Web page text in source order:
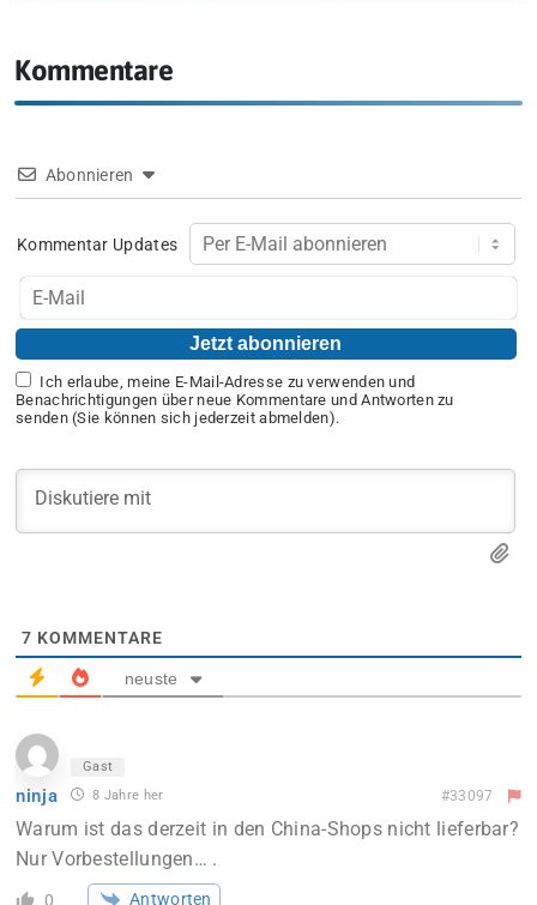
Kommentare
Abonnieren
Kommentar Updates
Ich erlaube, meine E-Mail-Adresse zu verwenden und
Benachrichtigungen über neue Kommentare und Antworten zu
senden (Sie können sich jederzeit abmelden).
7 KOMMENTARE
neuste
Gast
ninja 8 Jahre her #33097
Warum ist das derzeit in den China-Shops nicht lieferbar?
Nur Vorbestellungen… .
0 Antworten